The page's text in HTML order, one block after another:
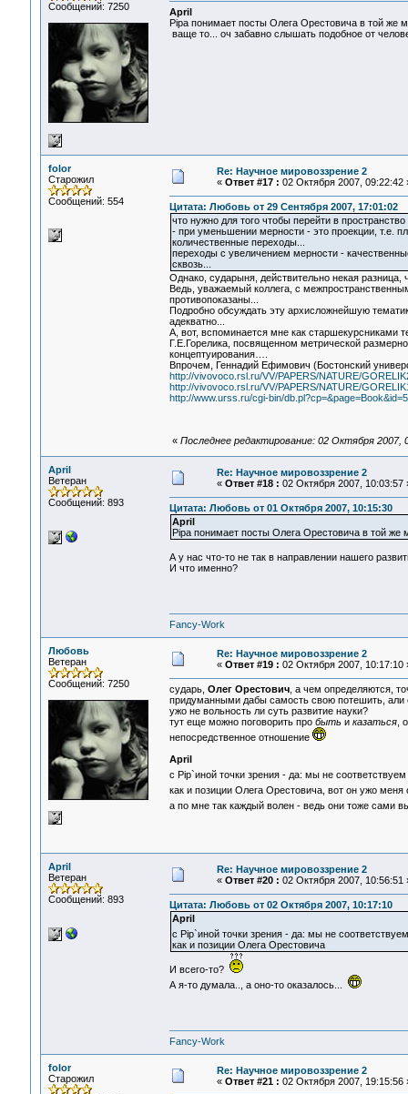
Сообщений: 7250
April
Pipa понимает посты Олега Орестовича в той же
ваще то... оч забавно слышать подобное от
folor
Старожил
Сообщений: 554
Re: Научное мировоззрение 2
« Ответ #17 : 02 Октября 2007, 09:22:42
Цитата: Любовь от 29 Сентября 2007, 17:01:02
что нужно для того чтобы перейти в
- при уменьшении мерности - это проекции, т.е.
количественные переходы...
переходы с увеличением мерности -
сквозь...
Однако, сударыня, действительно некая разница,
Ведь, уважаемый коллега, с
противопоказаны...
Подробно обсуждать эту архисложнейшую
адекватно...
А, вот, вспоминается мне как
Г.Е.Горелика, посвященном метрической
концептуирования….
Впрочем, Геннадий Ефимович (Бостонский
http://vivovoco.rsl.ru/VV/PAPERS/NATURE/
http://vivovoco.rsl.ru/VV/PAPERS/NATURE/
http://www.urss.ru/cgi-bin/
« Последнее редактирование: 02 Октября 2007,
April
Ветеран
Сообщений: 893
Re: Научное мировоззрение 2
« Ответ #18 : 02 Октября 2007, 10:03:57
Цитата: Любовь от 01 Октября 2007, 10:15:30
April
Pipa понимает посты Олега Орестовича в той же
А у нас что-то не так в направлении нашего
И что именно?
Fancy-Work
Любовь
Ветеран
Сообщений: 7250
Re: Научное мировоззрение 2
« Ответ #19 : 02 Октября 2007, 10:17:10
сударь, Олег Орестович, а чем определяются,
придуманными дабы самость свою потешить, али
ужо не вольность ли суть развитие науки?
тут еще можно поговорить про быть и казаться,
непосредственное отношение
April
с Pip`иной точки зрения - да: мы не
как и позиции Олега Орестовича, вот он ужо
а по мне так каждый волен - ведь они тоже сами
April
Ветеран
Сообщений: 893
Re: Научное мировоззрение 2
« Ответ #20 : 02 Октября 2007, 10:56:51
Цитата: Любовь от 02 Октября 2007, 10:17:10
April
с Pip`иной точки зрения - да: мы не
как и позиции Олега Орестовича
И всего-то?
А я-то думала.., а оно-то оказалось...
Fancy-Work
folor
Старожил
Re: Научное мировоззрение 2
« Ответ #21 : 02 Октября 2007, 19:15:56